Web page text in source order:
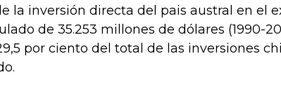
la inversión directa del pais austral en el
de 35.253 millones de dólares (1990-
por ciento del total de las inversiones